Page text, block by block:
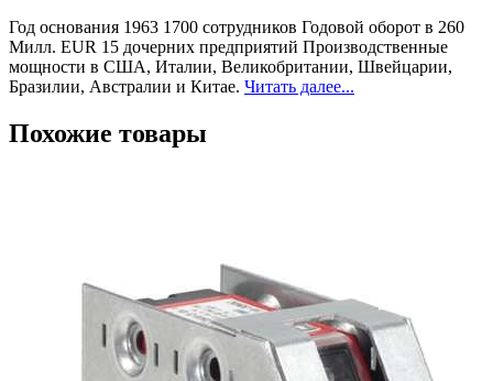
Год основания 1963 1700 сотрудников Годовой оборот в 260
Милл. EUR 15 дочерних предприятий Производственные
мощности в США, Италии, Великобритании, Швейцарии,
Бразилии, Австралии и Китае. Читать далее...
Похожие товары